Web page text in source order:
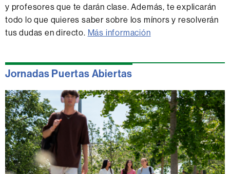
y profesores que te darán clase. Además, te explicarán
todo lo que quieres saber sobre los mínors y resolverán
tus dudas en directo. Más información
Jornadas Puertas Abiertas